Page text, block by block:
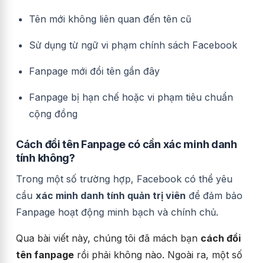
Tên mới không liên quan đến tên cũ
Sử dụng từ ngữ vi phạm chính sách Facebook
Fanpage mới đổi tên gần đây
Fanpage bị hạn chế hoặc vi phạm tiêu chuẩn
cộng đồng
Cách đổi tên Fanpage có cần xác minh danh
tính không?
Trong một số trường hợp, Facebook có thể yêu
cầu xác minh danh tính quản trị viên để đảm bảo
Fanpage hoạt động minh bạch và chính chủ.
Qua bài viết này, chúng tôi đã mách bạn cách đổi
tên fanpage rồi phải không nào. Ngoài ra, một số